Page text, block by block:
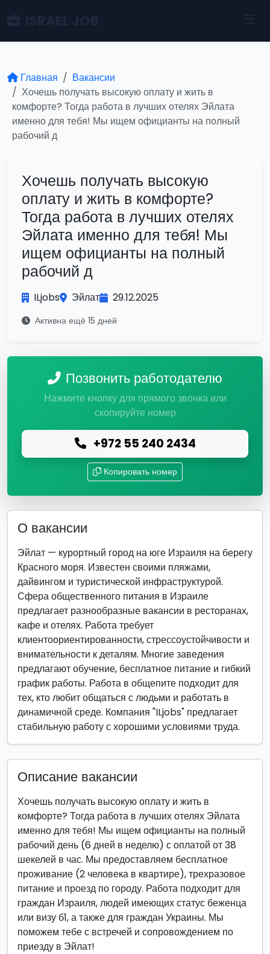
Главная
Вакансии
Хочешь получать высокую оплату и жить в
комфорте? Тогда работа в лучших отелях Эйлата
именно для тебя! Мы ищем официанты на полный
рабочий д
Хочешь получать высокую
оплату и жить в комфорте?
Тогда работа в лучших отелях
Эйлата именно для тебя! Мы
ищем официанты на полный
рабочий д
ILjobs Эйлат 29.12.2025
Активна ещё 15 дней
Позвонить работодателю
Нажмите кнопку для прямого звонка или
скопируйте номер
+972 55 240 2434
Копировать номер
О вакансии
Эйлат — курортный город на юге Израиля на берегу
Красного моря. Известен своими пляжами,
дайвингом и туристической инфраструктурой.
Сфера общественного питания в Израиле
предлагает разнообразные вакансии в ресторанах,
кафе и отелях. Работа требует
клиентоориентированности, стрессоустойчивости и
внимательности к деталям. Многие заведения
предлагают обучение, бесплатное питание и гибкий
график работы. Работа в общепите подходит для
тех, кто любит общаться с людьми и работать в
динамичной среде. Компания "ILjobs" предлагает
стабильную работу с хорошими условиями труда.
Описание вакансии
Хочешь получать высокую оплату и жить в
комфорте? Тогда работа в лучших отелях Эйлата
именно для тебя! Мы ищем официанты на полный
рабочий день (6 дней в неделю) с оплатой от 38
шекелей в час. Мы предоставляем бесплатное
проживание (2 человека в квартире), трехразовое
питание и проезд по городу. Работа подходит для
граждан Израиля, людей имеющих статус беженца
или визу б1, а также для граждан Украины. Мы
поможем тебе с встречей и сопровождением по
приезду в Эйлат!